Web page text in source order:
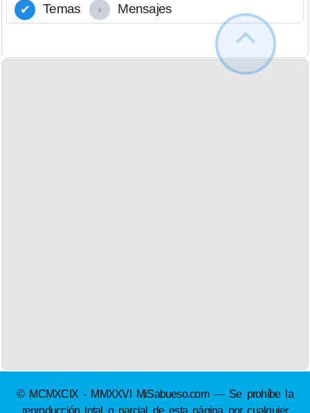
Temas
Mensajes
© MCMXCIX - MMXXVI MiSabueso.com — Se prohíbe la
reproducción total o parcial de esta página por cualquier